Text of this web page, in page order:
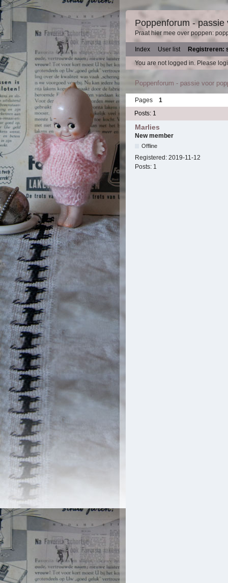
Poppenforum - passie
Praat hier mee over poppen:
Index User list
Registreren:
You are not logged in. Please
Poppenforum - passie voor
Pages
1
Posts: 1
Marlies
New member
Offline
Registered: 2019-11-12
Posts: 1